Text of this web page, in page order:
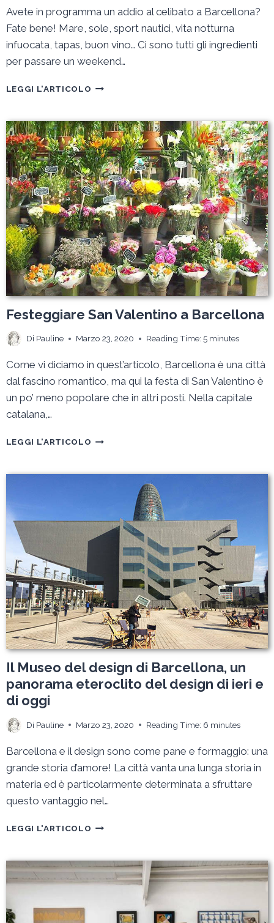
Avete in programma un addio al celibato a Barcellona?
Fate bene! Mare, sole, sport nautici, vita notturna
infuocata, tapas, buon vino… Ci sono tutti gli ingredienti
per passare un weekend…
LEGGI L'ARTICOLO ADDIO
A
BARCELLONA:
I
NOSTRI
CONSIGLI
PER
ORGANIZZARE
IL
TUTTO
Festeggiare San Valentino a Barcellona
Di Pauline Marzo 23, 2020 Reading Time: 5 minutes
Come vi diciamo in quest’articolo, Barcellona è una città
dal fascino romantico, ma qui la festa di San Valentino è
un po’ meno popolare che in altri posti. Nella capitale
catalana,…
LEGGI L'ARTICOLO FESTEGGIARE
A
BARCELLONA
Il Museo del design di Barcellona, un
panorama eteroclito del design di ieri e
di oggi
Di Pauline Marzo 23, 2020 Reading Time: 6 minutes
Barcellona e il design sono come pane e formaggio: una
grande storia d’amore! La città vanta una lunga storia in
materia ed è particolarmente determinata a sfruttare
questo vantaggio nel…
LEGGI L'ARTICOLO
DESIGN
DI
BARCELLONA,
PANORAMA